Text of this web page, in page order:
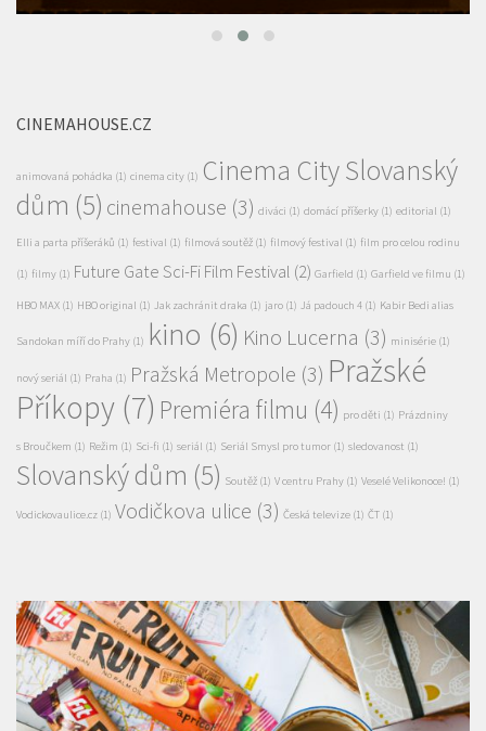
CINEMAHOUSE.CZ
animovaná pohádka (1) cinema city (1) Cinema City Slovanský
dům (5) cinemahouse (3) diváci (1) domácí příšerky (1) editorial (1)
Elli a parta příšeráků (1) festival (1) filmová soutěž (1) filmový festival (1) film pro celou rodinu
(1) filmy (1) Future Gate Sci-Fi Film Festival (2) Garfield (1) Garfield ve filmu (1)
HBO MAX (1) HBO original (1) Jak zachránit draka (1) jaro (1) Já padouch 4 (1) Kabir Bedi alias
Sandokan míří do Prahy (1) kino (6) Kino Lucerna (3) minisérie (1)
nový seriál (1) Praha (1) Pražská Metropole (3) Pražské
Příkopy (7) Premiéra filmu (4) pro děti (1) Prázdniny
s Broučkem (1) Režim (1) Sci-fi (1) seriál (1) Seriál Smysl pro tumor (1) sledovanost (1)
Slovanský dům (5) Soutěž (1) V centru Prahy (1) Veselé Velikonoce! (1)
Vodickovaulice.cz (1) Vodičkova ulice (3) Česká televize (1) ČT (1)